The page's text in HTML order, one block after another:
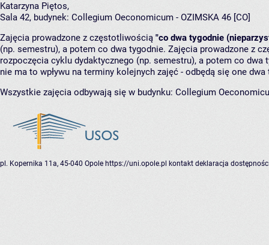
Katarzyna Piętos,
Sala 42, budynek: Collegium Oeconomicum - OZIMSKA 46 [CO]
Zajęcia prowadzone z częstotliwością "co dwa tygodnie
(np. semestru), a potem co dwa tygodnie. Zajęcia prowadzone z
rozpoczęcia cyklu dydaktycznego (np. semestru), a potem co
nie ma to wpływu na terminy kolejnych zajęć - odbędą się one
Wszystkie zajęcia odbywają się w budynku: Collegium
pl. Kopernika 11a, 45-040 Opole https://uni.opole.pl kontakt deklaracja